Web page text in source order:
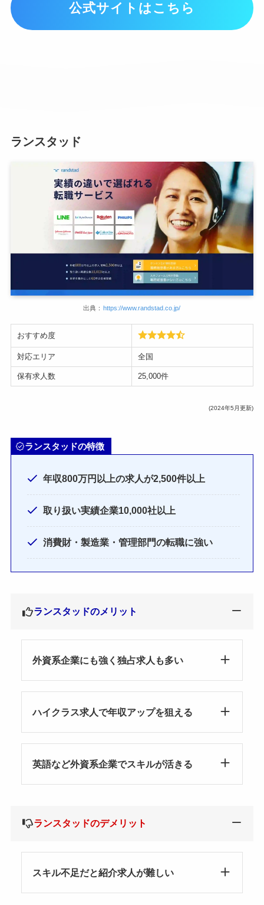
公式サイトはこちら
ランスタッド
出典： https://www.randstad.co.jp/
おすすめ度
対応エリア 全国
保有求人数 25,000件
(2024年5月更新)
ランスタッドの特徴
年収800万円以上の求人が2,500件以上
取り扱い実績企業10,000社以上
消費財・製造業・管理部門の転職に強い
ランスタッドのメリット
外資系企業にも強く独占求人も多い
ハイクラス求人で年収アップを狙える
英語など外資系企業でスキルが活きる
ランスタッドのデメリット
スキル不足だと紹介求人が難しい